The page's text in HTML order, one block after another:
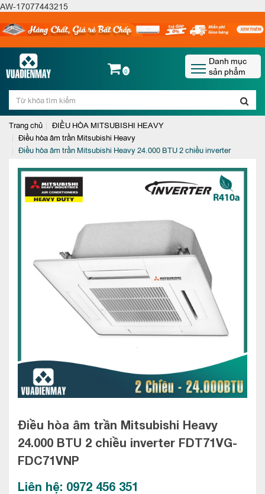
AW-17077443215
0
Danh mục
sản phẩm
Trang chủ
ĐIỀU HÒA MITSUBISHI HEAVY
Điều hòa âm trần Mitsubishi Heavy
Điều hòa âm trần Mitsubishi Heavy 24.000 BTU 2 chiều inverter
Điều hòa âm trần Mitsubishi Heavy
24.000 BTU 2 chiều inverter FDT71VG-
FDC71VNP
Liên hệ: 0972 456 351